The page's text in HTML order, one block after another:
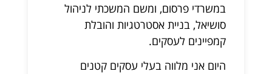
במשרדי פרסום, ומשם המשכתי לניהול
סושיאל, בניית אסטרטגיות והובלת
קמפיינים לעסקים.
היום אני מלווה בעלי עסקים קטנים